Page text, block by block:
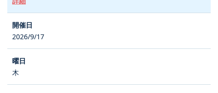
2026/9/17
木